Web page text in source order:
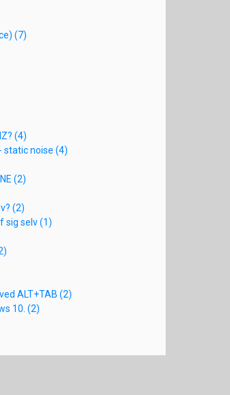
(7)
(4)
static noise (4)
(2)
(2)
sig selv (1)
ALT+TAB (2)
10. (2)